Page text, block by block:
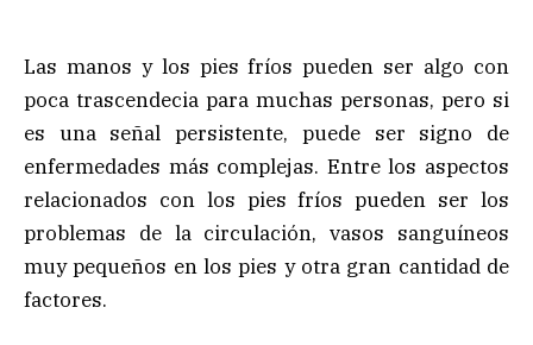
Las manos y los pies fríos pueden ser algo con
poca trascendecia para muchas personas, pero si
es una señal persistente, puede ser signo de
enfermedades más complejas. Entre los aspectos
relacionados con los pies fríos pueden ser los
problemas de la circulación, vasos sanguíneos
muy pequeños en los pies y otra gran cantidad de
factores.